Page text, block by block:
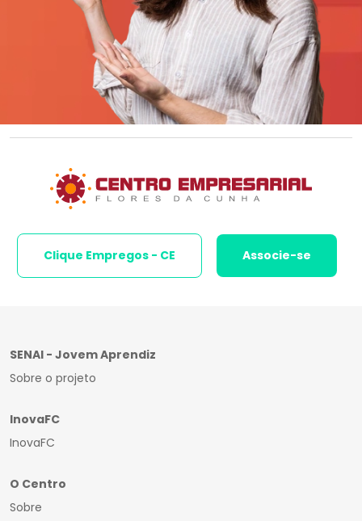
Clique Empregos - CE Associe-se
SENAI - Jovem Aprendiz
Sobre o projeto
InovaFC
InovaFC
O Centro
Sobre